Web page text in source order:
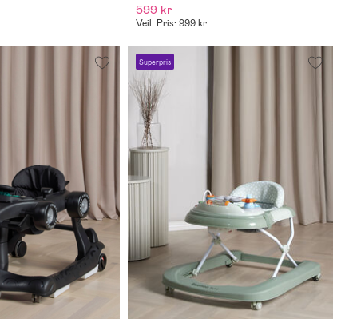
599 kr
Veil. Pris: 999 kr
Superpris